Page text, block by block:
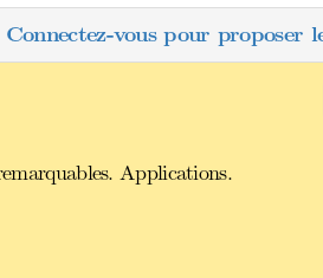
Connectez-vous pour proposer
Applications.